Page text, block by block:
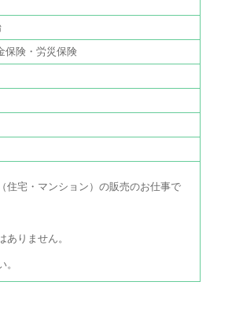
保険・労災保険
住宅・マンション）の販売のお仕事で
りません。